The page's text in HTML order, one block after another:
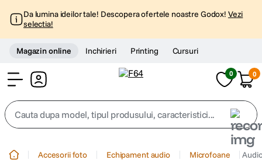
Da lumina ideilor tale! Descopera ofertele noastre Godox! Vezi
selectia!
Magazin online Inchirieri Printing Cursuri
0 0
Cauta dupa model, tipul produsului, caracteristici...
Accesorii foto Echipament audio Microfoane